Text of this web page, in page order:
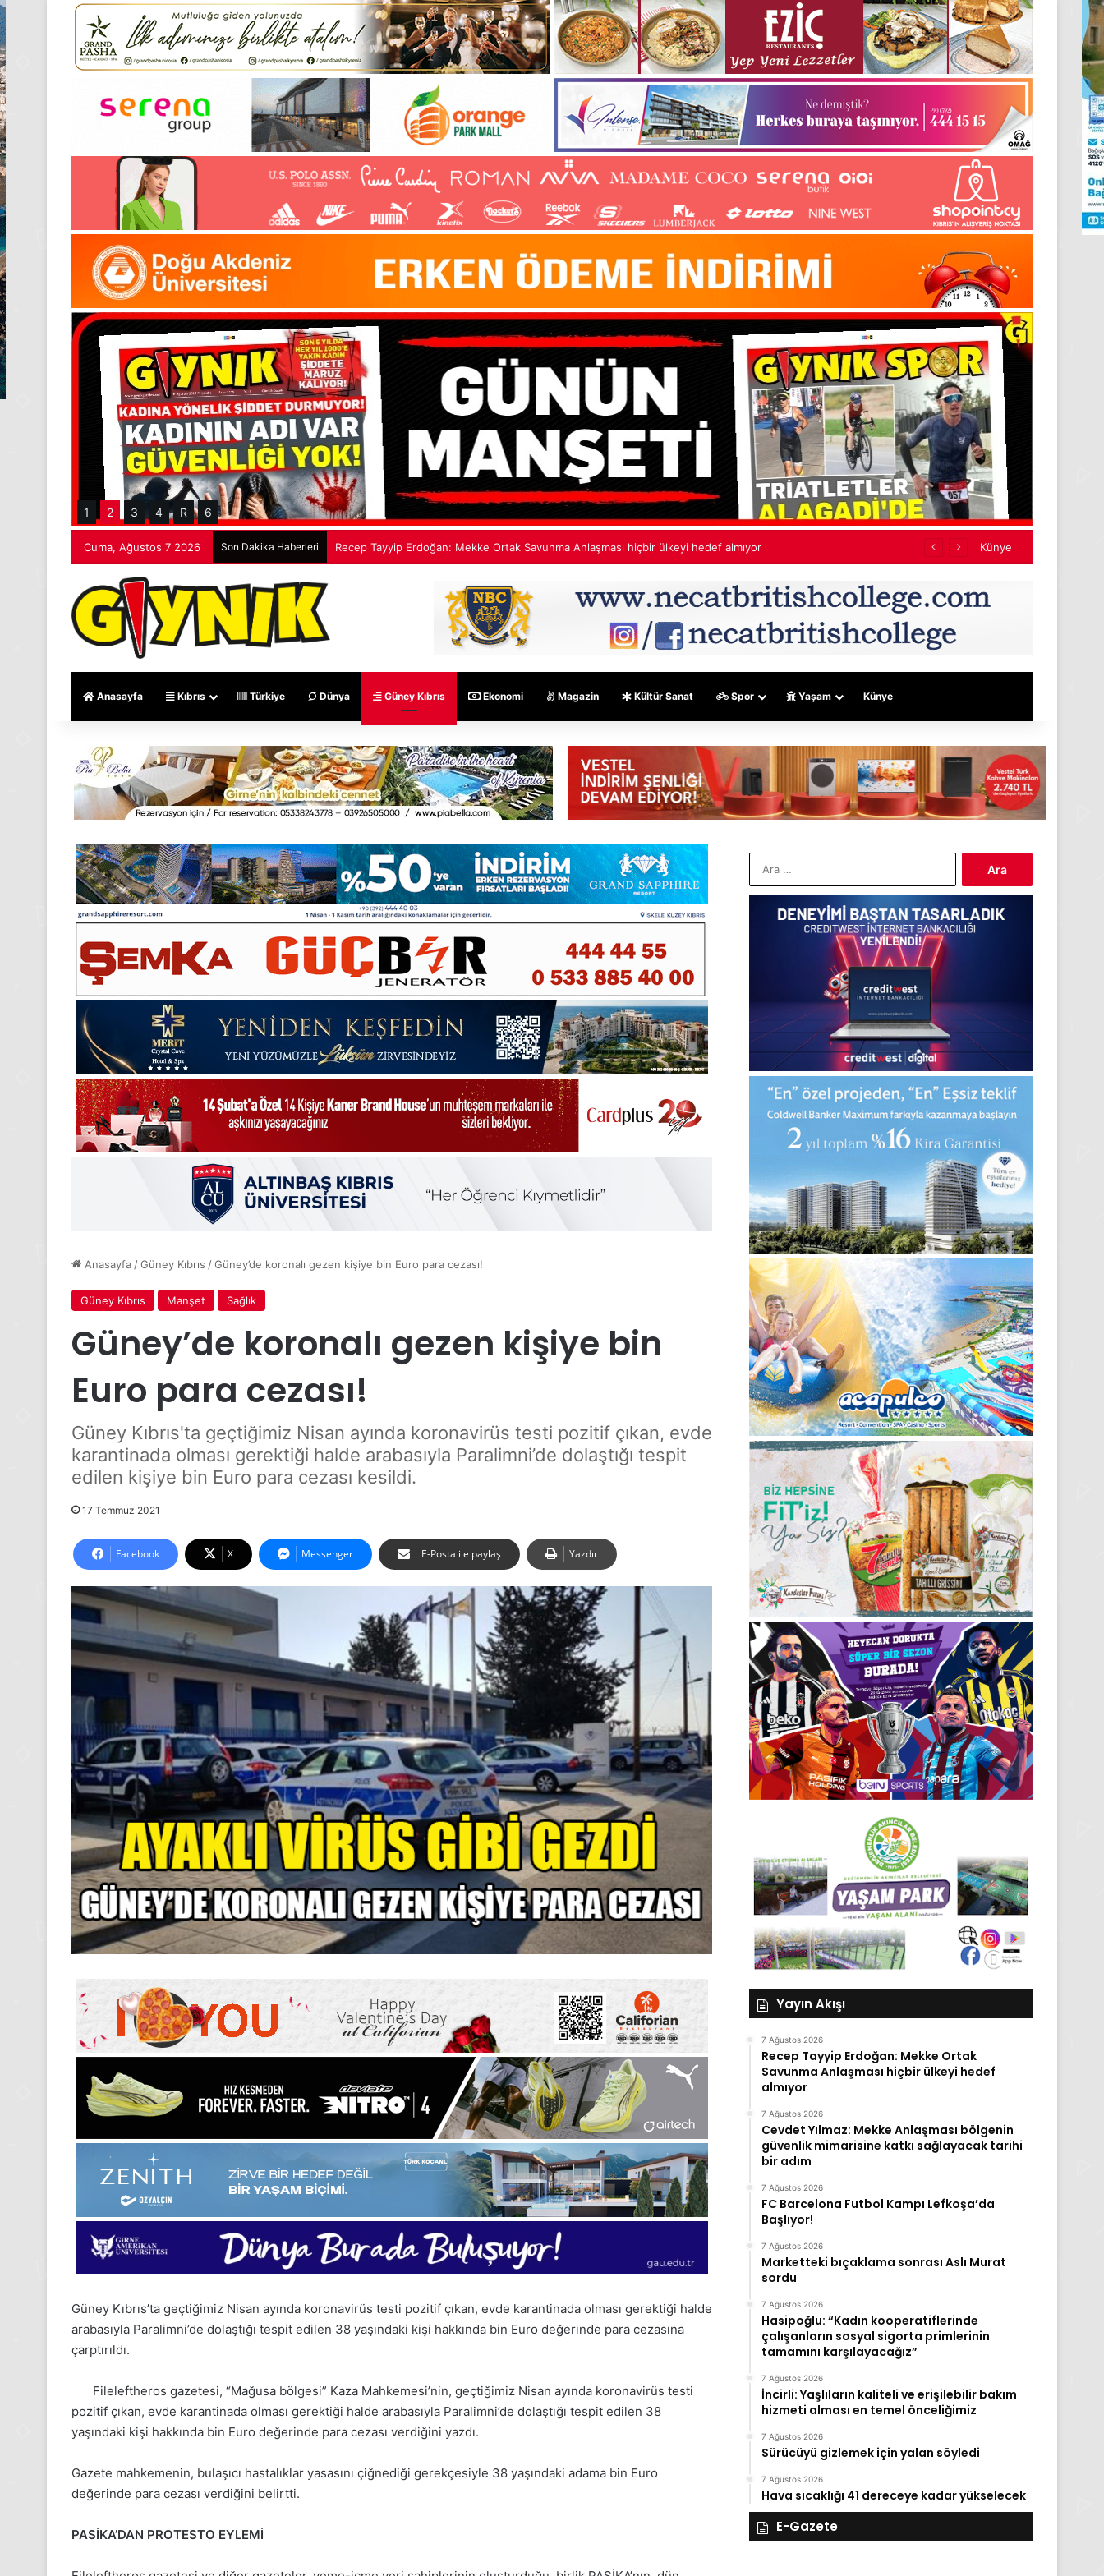
1 2 3 4 R 6
Cuma, Ağustos 7 2026 Son Dakika Haberleri Cevdet Yılmaz: Mekke Anlaşması bölgenin güvenlik mimarisine katkı sağlayacak tarihi bir adım Künye
Anasayfa Kıbrıs Türkiye Dünya Güney Kıbrıs Ekonomi Magazin Kültür Sanat Spor Yaşam Künye
Anasayfa /Güney Kıbrıs /Güney’de koronalı gezen kişiye bin Euro para cezası!
Güney Kıbrıs Manşet Sağlık
Güney’de koronalı gezen kişiye bin
Euro para cezası!
Güney Kıbrıs'ta geçtiğimiz Nisan ayında koronavirüs testi pozitif çıkan, evde
karantinada olması gerektiği halde arabasıyla Paralimni’de dolaştığı tespit
edilen kişiye bin Euro para cezası kesildi.
17 Temmuz 2021
Facebook X Messenger E-Posta ile paylaş Yazdır
Güney Kıbrıs’ta geçtiğimiz Nisan ayında koronavirüs testi pozitif çıkan, evde karantinada olması gerektiği halde
arabasıyla Paralimni’de dolaştığı tespit edilen 38 yaşındaki kişi hakkında bin Euro değerinde para cezasına
çarptırıldı.
Fileleftheros gazetesi, “Mağusa bölgesi” Kaza Mahkemesi’nin, geçtiğimiz Nisan ayında koronavirüs testi
pozitif çıkan, evde karantinada olması gerektiği halde arabasıyla Paralimni’de dolaştığı tespit edilen 38
yaşındaki kişi hakkında bin Euro değerinde para cezası verdiğini yazdı.
Gazete mahkemenin, bulaşıcı hastalıklar yasasını çiğnediği gerekçesiyle 38 yaşındaki adama bin Euro
değerinde para cezası verdiğini belirtti.
PASİKA’DAN PROTESTO EYLEMİ
Yayın Akışı
7 Ağustos 2026
Recep Tayyip Erdoğan: Mekke Ortak
Savunma Anlaşması hiçbir ülkeyi hedef
almıyor
7 Ağustos 2026
Cevdet Yılmaz: Mekke Anlaşması bölgenin
güvenlik mimarisine katkı sağlayacak tarihi
bir adım
7 Ağustos 2026
FC Barcelona Futbol Kampı Lefkoşa’da
Başlıyor!
7 Ağustos 2026
Marketteki bıçaklama sonrası Aslı Murat
sordu
7 Ağustos 2026
Hasipoğlu: “Kadın kooperatiflerinde
çalışanların sosyal sigorta primlerinin
tamamını karşılayacağız”
7 Ağustos 2026
İncirli: Yaşlıların kaliteli ve erişilebilir bakım
hizmeti alması en temel önceliğimiz
7 Ağustos 2026
Sürücüyü gizlemek için yalan söyledi
7 Ağustos 2026
Hava sıcaklığı 41 dereceye kadar yükselecek
E-Gazete